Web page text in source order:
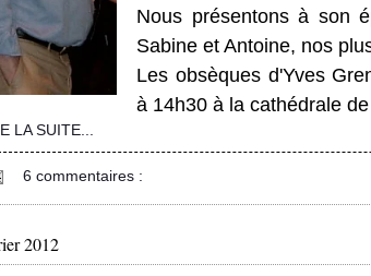
Nous présentons à son
Sabine et Antoine, nos
Les obsèques d'Yves
à 14h30 à la cathédrale
LA SUITE...
6 commentaires :
2012